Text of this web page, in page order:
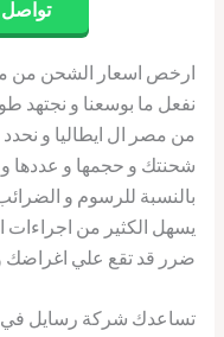
تواصل
ارخص اسعار الشحن من
نفعل ما بوسعنا و
من مصر ال ايطاليا و
شحنتك و حجمها و عددها
بالنسبة للرسوم و الضرائب
يسهل الكثير من
ضرر قد تقع علي اغراضك
تساعدك شركة رسايل